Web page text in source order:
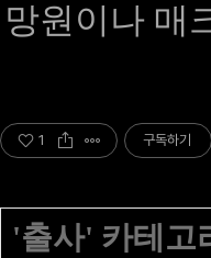
망원이나 매
1 구독하기
'출사' 카테고